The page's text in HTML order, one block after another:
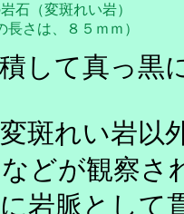
石（変斑れい岩）
長さは、８５ｍｍ）
して真っ黒
斑れい岩以
どが観察さ
岩脈として